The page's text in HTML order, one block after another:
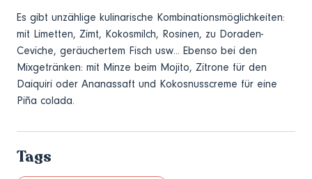
Es gibt unzählige kulinarische Kombinationsmöglichkeiten:
mit Limetten, Zimt, Kokosmilch, Rosinen, zu Doraden-
Ceviche, geräuchertem Fisch usw... Ebenso bei den
Mixgetränken: mit Minze beim Mojito, Zitrone für den
Daiquiri oder Ananassaft und Kokosnusscreme für eine
Piña colada.
Tags